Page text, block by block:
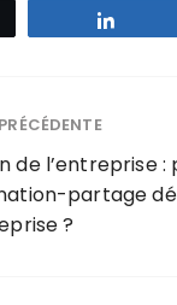
de l’entreprise :
partage
?